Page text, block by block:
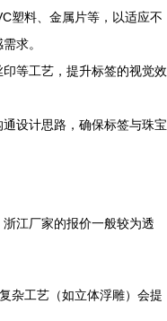
塑料、金属片等，以适应不
求。
等工艺，提升标签的视觉效
设计思路，确保标签与珠宝
江厂家的报价一般较为透
杂工艺（如立体浮雕）会提